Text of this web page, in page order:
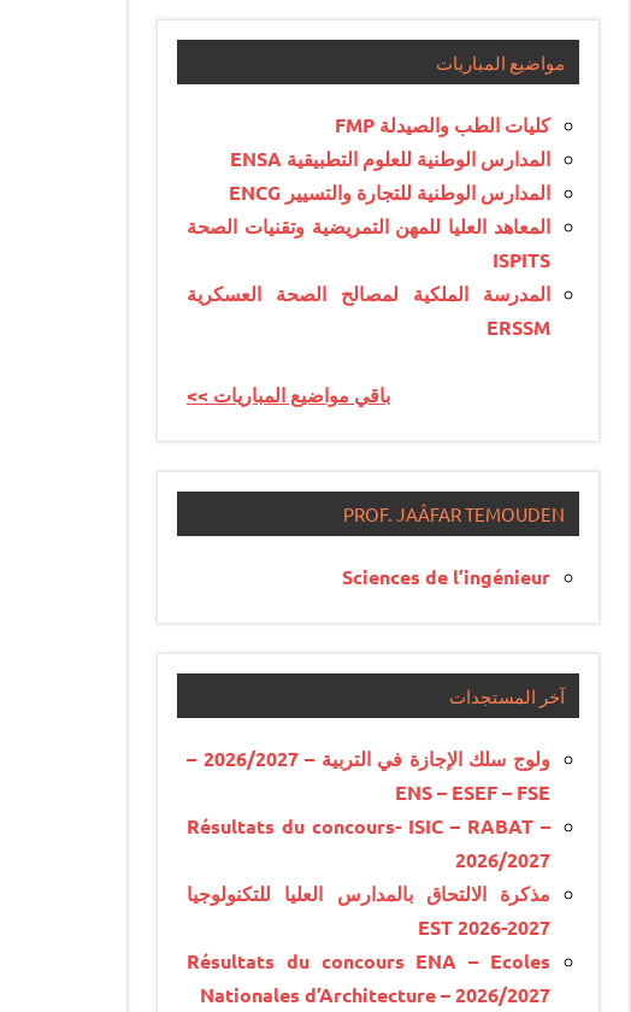
مواضيع المباريات
كليات الطب والصيدلة FMP
المدارس الوطنية للعلوم التطبيقية ENSA
المدارس الوطنية للتجارة والتسيير ENCG
المعاهد العليا للمهن التمريضية وتقنيات الصحة
ISPITS
المدرسة الملكية لمصالح الصحة العسكرية
ERSSM
<< باقي مواضيع المباريات
PROF. JAÂFAR TEMOUDEN
Sciences de l’ingénieur
آخر المستجدات
ولوج سلك الإجازة في التربية – 2026/2027 –
ENS – ESEF – FSE
Résultats du concours- ISIC – RABAT –
2026/2027
مذكرة الالتحاق بالمدارس العليا للتكنولوجيا
EST 2026-2027
Résultats du concours ENA – Ecoles
Nationales d’Architecture – 2026/2027